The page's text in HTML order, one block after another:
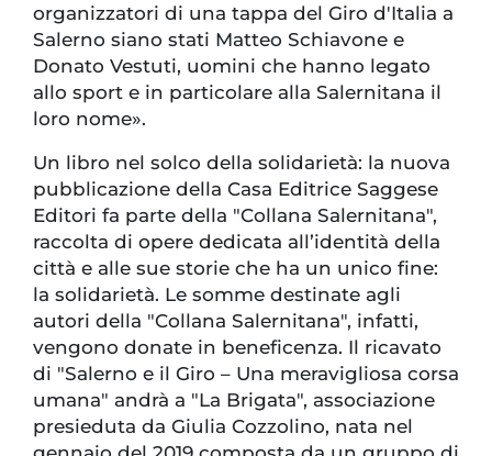
organizzatori di una tappa del Giro d'Italia a
Salerno siano stati Matteo Schiavone e
Donato Vestuti, uomini che hanno legato
allo sport e in particolare alla Salernitana il
loro nome».
Un libro nel solco della solidarietà: la nuova
pubblicazione della Casa Editrice Saggese
Editori fa parte della "Collana Salernitana",
raccolta di opere dedicata all’identità della
città e alle sue storie che ha un unico fine:
la solidarietà. Le somme destinate agli
autori della "Collana Salernitana", infatti,
vengono donate in beneficenza. Il ricavato
di "Salerno e il Giro – Una meravigliosa corsa
umana" andrà a "La Brigata", associazione
presieduta da Giulia Cozzolino, nata nel